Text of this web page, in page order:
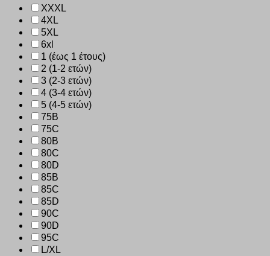
XXXL
4XL
5XL
6xl
1 (έως 1 έτους)
2 (1-2 ετών)
3 (2-3 ετών)
4 (3-4 ετών)
5 (4-5 ετών)
75B
75C
80B
80C
80D
85B
85C
85D
90C
90D
95C
L/XL